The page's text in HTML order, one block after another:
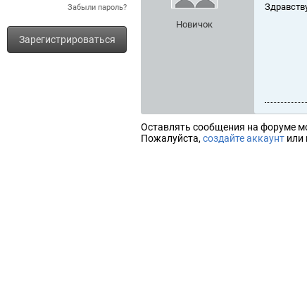
Забыли пароль?
Зарегистрироваться
Новичок
Оставлять сообщения на форуме
Пожалуйста, создайте аккаунт или